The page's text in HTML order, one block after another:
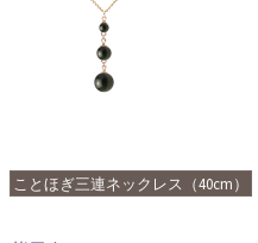
ことほぎ三連ネックレス（40cm）